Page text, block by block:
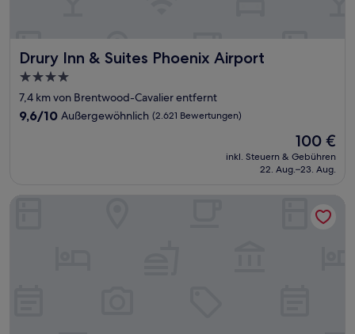
Drury Inn & Suites Phoenix Airport
Drury Inn & Suites Phoenix Airport
4.0-
Sterne-
Unterkunft
7,4 km von Brentwood-Cavalier entfernt
9.6
9,6/10 Außergewöhnlich (2.621 Bewertungen)
Der
Preis
beträgt
100 €
inkl. Steuern & Gebühren
22. Aug.–23. Aug.